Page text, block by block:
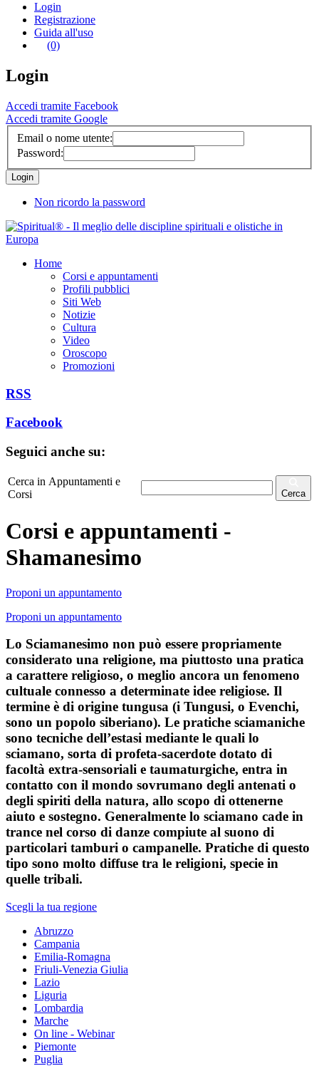
Login
Registrazione
Guida all'uso
(0)
Login
Accedi tramite Facebook
Accedi tramite Google
Email o nome utente:
Password:
Non ricordo la password
Home
Corsi e appuntamenti
Profili pubblici
Siti Web
Notizie
Cultura
Video
Oroscopo
Promozioni
RSS
Facebook
Seguici anche su:
Cerca in Appuntamenti e
Corsi
Cerca
Corsi e appuntamenti -
Shamanesimo
Proponi un appuntamento
Proponi un appuntamento
Lo Sciamanesimo non può essere propriamente
considerato una religione, ma piuttosto una pratica
a carattere religioso, o meglio ancora un fenomeno
cultuale connesso a determinate idee religiose. Il
termine è di origine tungusa (i Tungusi, o Evenchi,
sono un popolo siberiano). Le pratiche sciamaniche
sono tecniche dell’estasi mediante le quali lo
sciamano, sorta di profeta-sacerdote dotato di
facoltà extra-sensoriali e taumaturgiche, entra in
contatto con il mondo sovrumano degli antenati o
degli spiriti della natura, allo scopo di ottenerne
aiuto e sostegno. Generalmente lo sciamano cade in
trance nel corso di danze compiute al suono di
particolari tamburi o campanelle. Pratiche di questo
tipo sono molto diffuse tra le religioni, specie in
quelle tribali.
Scegli la tua regione
Abruzzo
Campania
Emilia-Romagna
Friuli-Venezia Giulia
Lazio
Liguria
Lombardia
Marche
On line - Webinar
Piemonte
Puglia